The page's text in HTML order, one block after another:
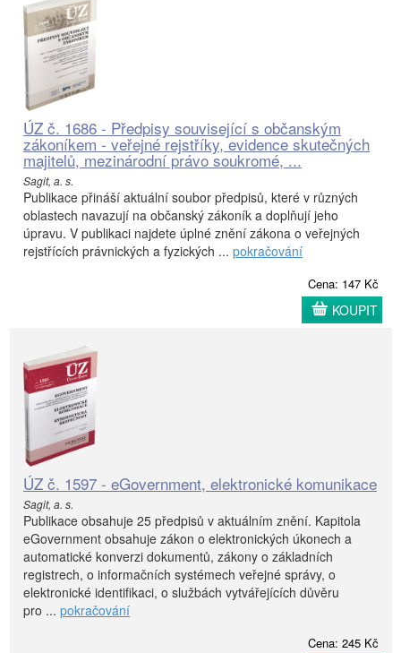
ÚZ č. 1686 - Předpisy související s občanským
zákoníkem - veřejné rejstříky, evidence skutečných
majitelů, mezinárodní právo soukromé, ...
Sagit, a. s.
Publikace přináší aktuální soubor předpisů, které v různých
oblastech navazují na občanský zákoník a doplňují jeho
úpravu. V publikaci najdete úplné znění zákona o veřejných
rejstřících právnických a fyzických ... pokračování
Cena: 147 Kč
KOUPIT
ÚZ č. 1597 - eGovernment, elektronické komunikace
Sagit, a. s.
Publikace obsahuje 25 předpisů v aktuálním znění. Kapitola
eGovernment obsahuje zákon o elektronických úkonech a
automatické konverzi dokumentů, zákony o základních
registrech, o informačních systémech veřejné správy, o
elektronické identifikaci, o službách vytvářejících důvěru
pro ... pokračování
Cena: 245 Kč